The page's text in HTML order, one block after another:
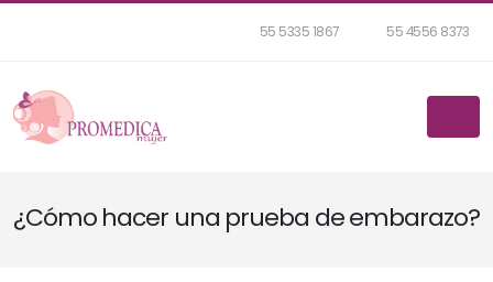
55 5335 1867 55 4556 8373
¿Cómo hacer una prueba de embarazo?